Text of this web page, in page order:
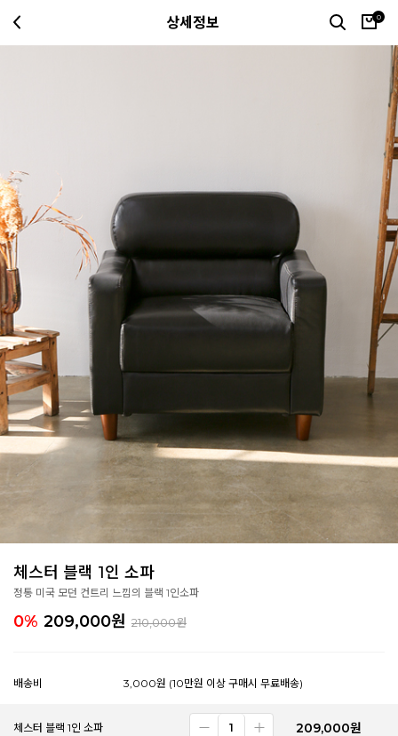
상세정보 0
체스터 블랙 1인 소파
정통 미국 모던 컨트리 느낌의 블랙 1인소파
0% 209,000원 210,000원
배송비 3,000원 (10만원 이상 구매시 무료배송)
체스터 블랙 1인 소파 209,000원